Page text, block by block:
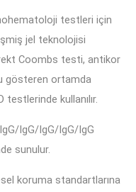
testleri için
jel teknolojisi
Coombs testi, antikor
gösteren ortamda
kullanılır.
IgG/IgG/IgG/IgG
sunulur.
koruma standartlarına